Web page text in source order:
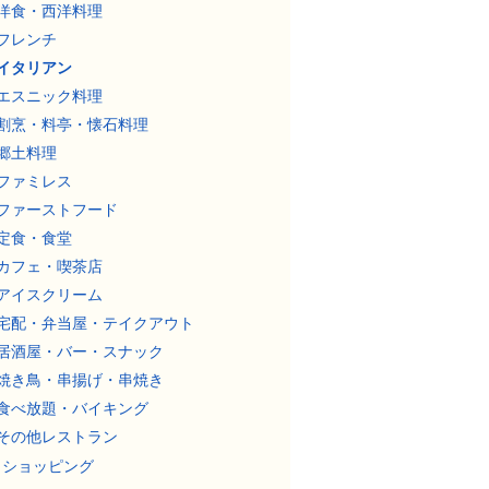
食・西洋料理
レンチ
タリアン
スニック料理
烹・料亭・懐石料理
土料理
ァミレス
ァーストフード
食・食堂
フェ・喫茶店
イスクリーム
配・弁当屋・テイクアウト
酒屋・バー・スナック
き鳥・串揚げ・串焼き
べ放題・バイキング
の他レストラン
ショッピング